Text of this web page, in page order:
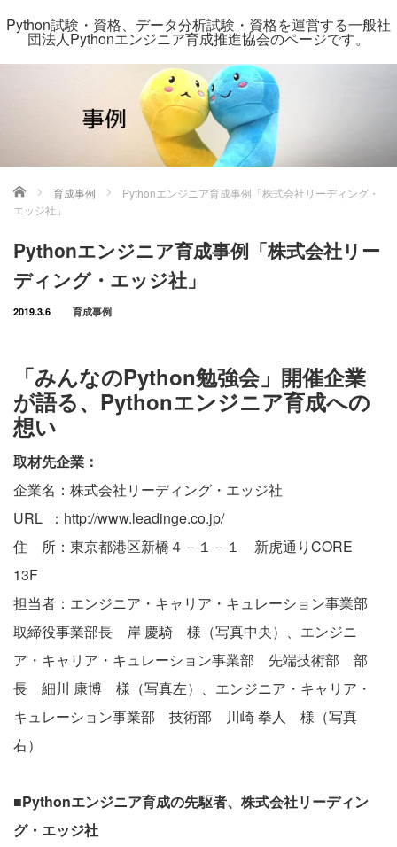
Python試験・資格、データ分析試験・資格を運営する一般社
団法人Pythonエンジニア育成推進協会のページです。
ホーム 育成事例
Pythonエンジニア育成事例「株式会社リーディング・
エッジ社」
Pythonエンジニア育成事例「株式会社リー
ディング・エッジ社」
2019.3.6 育成事例
「みんなのPython勉強会」開催企業
が語る、Pythonエンジニア育成への
想い
取材先企業：
企業名：株式会社リーディング・エッジ社
URL ： http://www.leadinge.co.jp/
住 所：東京都港区新橋４－１－１ 新虎通りCORE
13F
担当者：エンジニア・キャリア・キュレーション事業部
取締役事業部長 岸 慶騎 様（写真中央）、エンジニ
ア・キャリア・キュレーション事業部 先端技術部 部
長 細川 康博 様（写真左）、エンジニア・キャリア・
キュレーション事業部 技術部 川崎 拳人 様（写真
右）
■Pythonエンジニア育成の先駆者、株式会社リーディン
グ・エッジ社